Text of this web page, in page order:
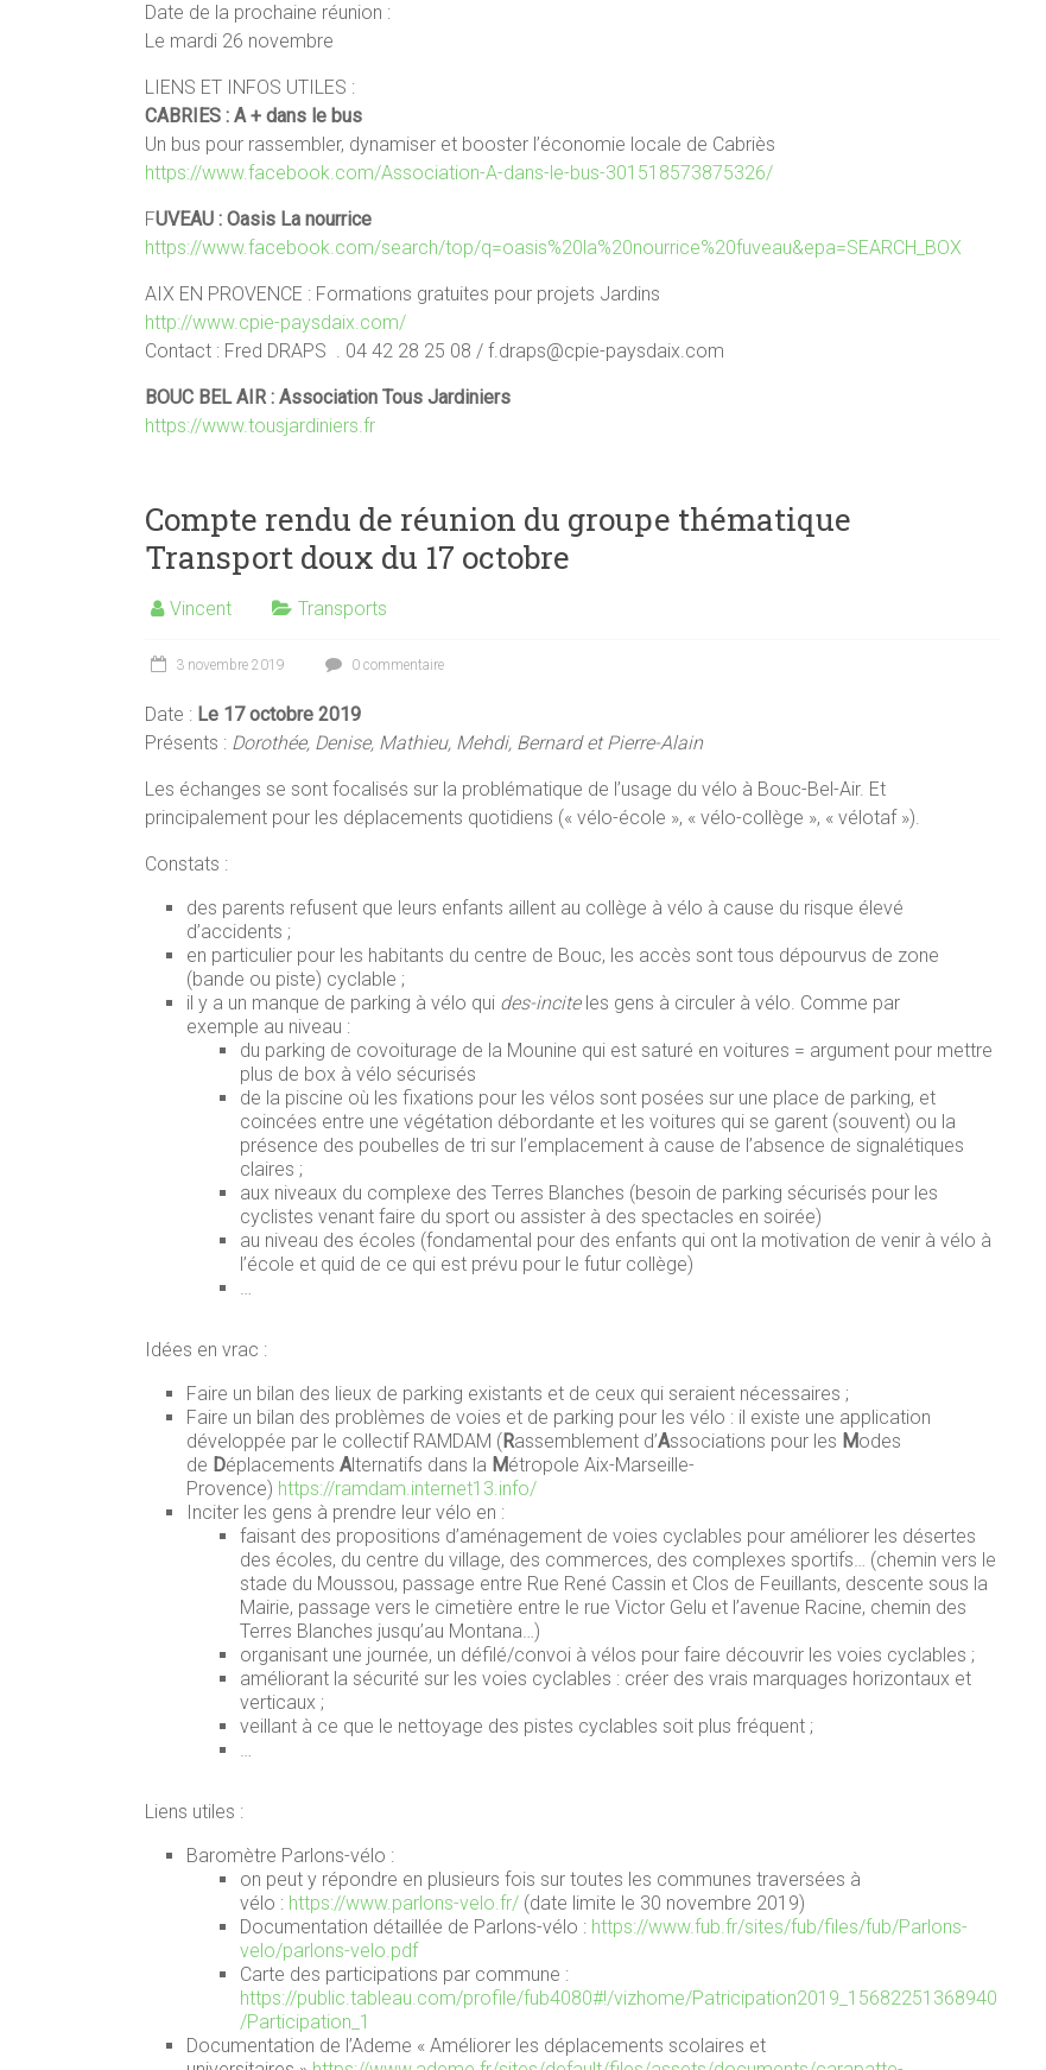
Date de la prochaine réunion :
Le mardi 26 novembre
LIENS ET INFOS UTILES :
CABRIES : A + dans le bus
Un bus pour rassembler, dynamiser et booster l’économie locale de Cabriès
https://www.facebook.com/Association-A-dans-le-bus-301518573875326/
FUVEAU : Oasis La nourrice
https://www.facebook.com/search/top/q=oasis%20la%20nourrice%20fuveau&epa=SEARCH_BOX
AIX EN PROVENCE : Formations gratuites pour projets Jardins
http://www.cpie-paysdaix.com/
Contact : Fred DRAPS . 04 42 28 25 08 / f.draps@cpie-paysdaix.com
BOUC BEL AIR : Association Tous Jardiniers
https://www.tousjardiniers.fr
Compte rendu de réunion du groupe thématique
Transport doux du 17 octobre
Vincent Transports
3 novembre 2019 0 commentaire
Date : Le 17 octobre 2019
Présents : Dorothée, Denise, Mathieu, Mehdi, Bernard et Pierre-Alain
Les échanges se sont focalisés sur la problématique de l’usage du vélo à Bouc-Bel-Air. Et
principalement pour les déplacements quotidiens (« vélo-école », « vélo-collège », « vélotaf »).
Constats :
des parents refusent que leurs enfants aillent au collège à vélo à cause du risque élevé
d’accidents ;
en particulier pour les habitants du centre de Bouc, les accès sont tous dépourvus de zone
(bande ou piste) cyclable ;
il y a un manque de parking à vélo qui des-inciteles gens à circuler à vélo. Comme par
exemple au niveau :
du parking de covoiturage de la Mounine qui est saturé en voitures = argument pour mettre
plus de box à vélo sécurisés
de la piscine où les fixations pour les vélos sont posées sur une place de parking, et
coincées entre une végétation débordante et les voitures qui se garent (souvent) ou la
présence des poubelles de tri sur l’emplacement à cause de l’absence de signalétiques
claires ;
aux niveaux du complexe des Terres Blanches (besoin de parking sécurisés pour les
cyclistes venant faire du sport ou assister à des spectacles en soirée)
au niveau des écoles (fondamental pour des enfants qui ont la motivation de venir à vélo à
l’école et quid de ce qui est prévu pour le futur collège)
…
Idées en vrac :
Faire un bilan des lieux de parking existants et de ceux qui seraient nécessaires ;
Faire un bilan des problèmes de voies et de parking pour les vélo : il existe une application
développée par le collectif RAMDAM (Rassemblement d’Associations pour les Modes
de Déplacements Alternatifs dans la Métropole Aix-Marseille-
Provence) https://ramdam.internet13.info/
Inciter les gens à prendre leur vélo en :
faisant des propositions d’aménagement de voies cyclables pour améliorer les désertes
des écoles, du centre du village, des commerces, des complexes sportifs… (chemin vers le
stade du Moussou, passage entre Rue René Cassin et Clos de Feuillants, descente sous la
Mairie, passage vers le cimetière entre le rue Victor Gelu et l’avenue Racine, chemin des
Terres Blanches jusqu’au Montana…)
organisant une journée, un défilé/convoi à vélos pour faire découvrir les voies cyclables ;
améliorant la sécurité sur les voies cyclables : créer des vrais marquages horizontaux et
verticaux ;
veillant à ce que le nettoyage des pistes cyclables soit plus fréquent ;
…
Liens utiles :
Baromètre Parlons-vélo :
on peut y répondre en plusieurs fois sur toutes les communes traversées à
vélo : https://www.parlons-velo.fr/ (date limite le 30 novembre 2019)
Documentation détaillée de Parlons-vélo : https://www.fub.fr/sites/fub/files/fub/Parlons-
velo/parlons-velo.pdf
Carte des participations par commune :
https://public.tableau.com/profile/fub4080#!/vizhome/Patricipation2019_15682251368940
/Participation_1
Documentation de l’Ademe « Améliorer les déplacements scolaires et